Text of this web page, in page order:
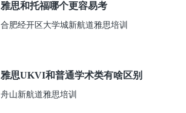
雅思和托福哪个更容易考
合肥经开区大学城新航道雅思培训
雅思UKVI和普通学术类有啥区别
舟山新航道雅思培训